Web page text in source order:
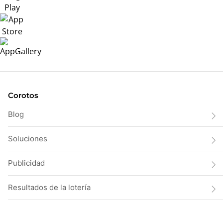
Corotos
Blog
Soluciones
Publicidad
Resultados de la lotería